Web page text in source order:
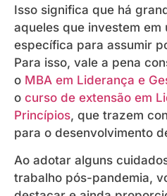
Isso significa que há
aqueles que investem em
específica para assumir
Para isso, vale a pena
o MBA em Liderança e
o curso de extensão em
Princípios, que trazem
para o desenvolvimento
Ao adotar alguns
trabalho pós-pandemia,